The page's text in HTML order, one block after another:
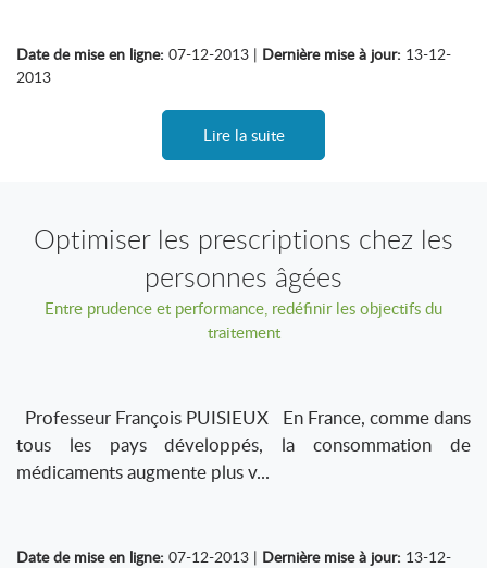
Date de mise en ligne: 07-12-2013 | Dernière mise à jour: 13-12-
2013
Lire la suite
Optimiser les prescriptions chez les
personnes âgées
Entre prudence et performance, redéfinir les objectifs du
traitement
Professeur François PUISIEUX En France, comme dans
tous les pays développés, la consommation de
médicaments augmente plus v...
Date de mise en ligne: 07-12-2013 | Dernière mise à jour: 13-12-